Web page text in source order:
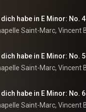
habe in E Minor: No. 4
habe in E Minor: No. 5
habe in E Minor: No. 6